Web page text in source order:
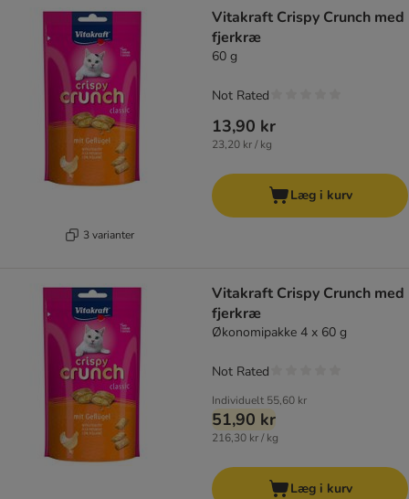
3 varianter
Vitakraft Crispy Crunch med
fjerkræ
60 g
13,90 kr
23,20 kr / kg
Not Rated
Læg i kurv
Vitakraft Crispy Crunch med
fjerkræ
Økonomipakke 4 x 60 g
Individuelt 55,60 kr
51,90 kr
216,30 kr / kg
Not Rated
Læg i kurv